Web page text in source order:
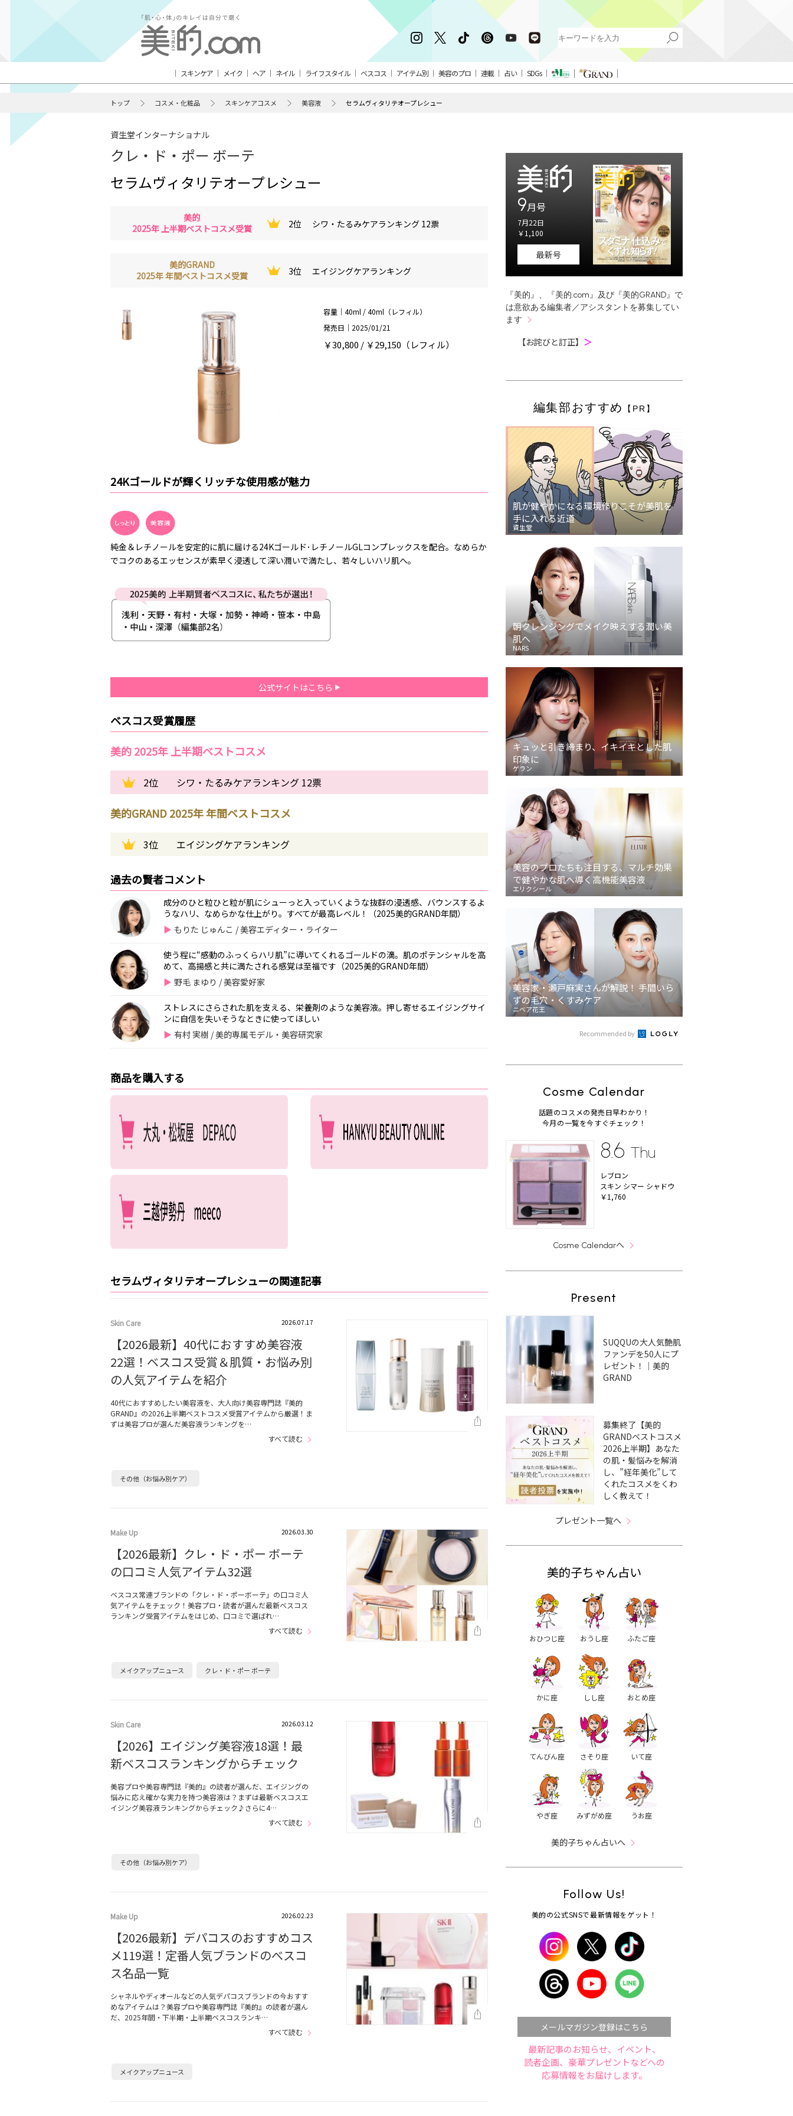
スキンケア メイク ヘア ネイル ライフスタイル ベスコス アイテム別 美容のプロ 連載 占い SDGs
トップ コスメ・化粧品 スキンケアコスメ 美容液 セラムヴィタリテオープレシュー
資生堂インターナショナル
クレ・ド・ポー ボーテ
セラムヴィタリテオープレシュー
美的
2025年 上半期ベストコスメ受賞
2位 シワ・たるみケアランキング 12票
美的GRAND
2025年 年間ベストコスメ受賞
3位 エイジングケアランキング
容量｜40ml / 40ml（レフィル）
発売日｜2025/01/21
￥30,800 / ￥29,150（レフィル）
24Kゴールドが輝くリッチな使用感が魅力
純金＆レチノールを安定的に肌に届ける24Kゴールド･レチノールGLコンプレックスを配合。なめらか
でコクのあるエッセンスが素早く浸透して深い潤いで満たし、若々しいハリ肌へ。
公式サイトはこちら
ベスコス受賞履歴
美的 2025年 上半期ベストコスメ
2位 シワ・たるみケアランキング 12票
美的GRAND 2025年 年間ベストコスメ
3位 エイジングケアランキング
過去の賢者コメント
成分のひと粒ひと粒が肌にシューっと入っていくような抜群の浸透感、バウンスするよ
うなハリ、なめらかな仕上がり。すべてが最高レベル！（2025美的GRAND年間）
もりた じゅんこ / 美容エディター・ライター
使う程に“感動のふっくらハリ肌”に導いてくれるゴールドの滴。肌のポテンシャルを高
めて、高揚感と共に満たされる感覚は至福です（2025美的GRAND年間）
野毛 まゆり / 美容愛好家
ストレスにさらされた肌を支える、栄養剤のような美容液。押し寄せるエイジングサイ
ンに自信を失いそうなときに使ってほしい
有村 実樹 / 美的専属モデル・美容研究家
商品を購入する
セラムヴィタリテオープレシューの関連記事
Skin Care 2026.07.17
【2026最新】40代におすすめ美容液
22選！ベスコス受賞＆肌質・お悩み別
の人気アイテムを紹介
40代におすすめしたい美容液を、大人向け美容専門誌『美的
GRAND』の2026上半期ベストコスメ受賞アイテムから厳選！ま
ずは美容プロが選んだ美容液ランキングを…
すべて読む
その他（お悩み別ケア）
Make Up 2026.03.30
【2026最新】クレ・ド・ポー ボーテ
の口コミ人気アイテム32選
ベスコス常連ブランドの「クレ・ド・ポーボーテ」の口コミ人
気アイテムをチェック！美容プロ・読者が選んだ最新ベスコス
ランキング受賞アイテムをはじめ、口コミで選ばれ…
すべて読む
メイクアップニュース クレ・ド・ポー ボーテ
Skin Care 2026.03.12
【2026】エイジング美容液18選！最
新ベスコスランキングからチェック
美容プロや美容専門誌『美的』の読者が選んだ、エイジングの
悩みに応え確かな実力を持つ美容液は？まずは最新ベスコスエ
イジング美容液ランキングからチェック♪さらに4…
すべて読む
その他（お悩み別ケア）
Make Up 2026.02.23
【2026最新】デパコスのおすすめコス
メ119選！定番人気ブランドのべスコ
ス名品一覧
シャネルやディオールなどの人気デパコスブランドの今おすす
めなアイテムは？美容プロや美容専門誌『美的』の読者が選ん
だ、2025年間・下半期・上半期ベスコスランキ…
すべて読む
メイクアップニュース
9月号
7月22日
￥1,100
最新号
『美的』、『美的.com』及び『美的GRAND』で
は意欲ある編集者／アシスタントを募集してい
ます
【お詫びと訂正】 ＞
編集部おすすめ 【PR】
肌が健やかになる環境作りこそが美肌を
手に入れる近道
資生堂
朝クレンジングでメイク映えする潤い美
肌へ
NARS
キュッと引き締まり、イキイキとした肌
印象に
ゲラン
美容のプロたちも注目する、マルチ効果
で健やかな肌へ導く高機能美容液
エリクシール
美容家・瀬戸麻実さんが解説！ 手間いら
ずの毛穴・くすみケア
ニベア花王
Recommended by
Cosme Calendar
話題のコスメの発売日早わかり！
今月の一覧を今すぐチェック！
8.6 Thu
レブロン
スキン シマー シャドウ
￥1,760
Cosme Calendarへ
Present
SUQQUの大人気艶肌
ファンデを50人にプ
レゼント！｜美的
GRAND
募集終了【美的
GRANDベストコスメ
2026上半期】あなた
の肌・髪悩みを解消
し、”経年美化”して
くれたコスメをくわ
しく教えて！
プレゼント一覧へ
美的子ちゃん占い
おひつじ座 おうし座 ふたご座
かに座 しし座 おとめ座
てんびん座 さそり座 いて座
やぎ座 みずがめ座 うお座
美的子ちゃん占いへ
Follow Us!
美的の公式SNSで最新情報をゲット！
メールマガジン登録はこちら
最新記事のお知らせ、イベント、
読者企画、豪華プレゼントなどへの
応募情報をお届けします。